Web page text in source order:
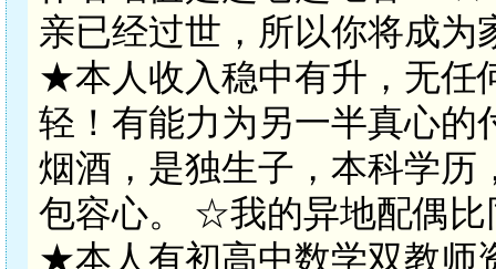
亲已经过世，所以你将成
★本人收入稳中有升，无任
轻！有能力为另一半真心的
烟酒，是独生子，本科学历
包容心。 ☆我的异地配偶比
★本人有初高中数学双教师